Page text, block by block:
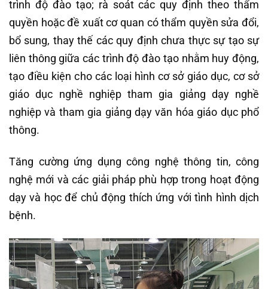
trình độ đào tạo; rà soát các quy định theo thẩm
quyền hoặc đề xuất cơ quan có thẩm quyền sửa đổi,
bổ sung, thay thế các quy định chưa thực sự tạo sự
liên thông giữa các trình độ đào tạo nhằm huy động,
tạo điều kiện cho các loại hình cơ sở giáo dục, cơ sở
giáo dục nghề nghiệp tham gia giảng dạy nghề
nghiệp và tham gia giảng dạy văn hóa giáo dục phổ
thông.
Tăng cường ứng dụng công nghệ thông tin, công
nghệ mới và các giải pháp phù hợp trong hoạt động
dạy và học để chủ động thích ứng với tình hình dịch
bệnh.